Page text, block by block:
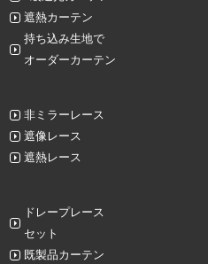
遮熱カーテン
持ち込み生地で
オーダーカーテン
非ミラーレース
遮像レース
遮熱レース
ドレープレース
セット
既製品カーテン